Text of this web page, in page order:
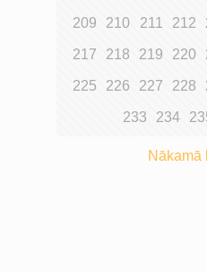
209 210 211 212
217 218 219 220
225 226 227 228
233 234
Nākamā